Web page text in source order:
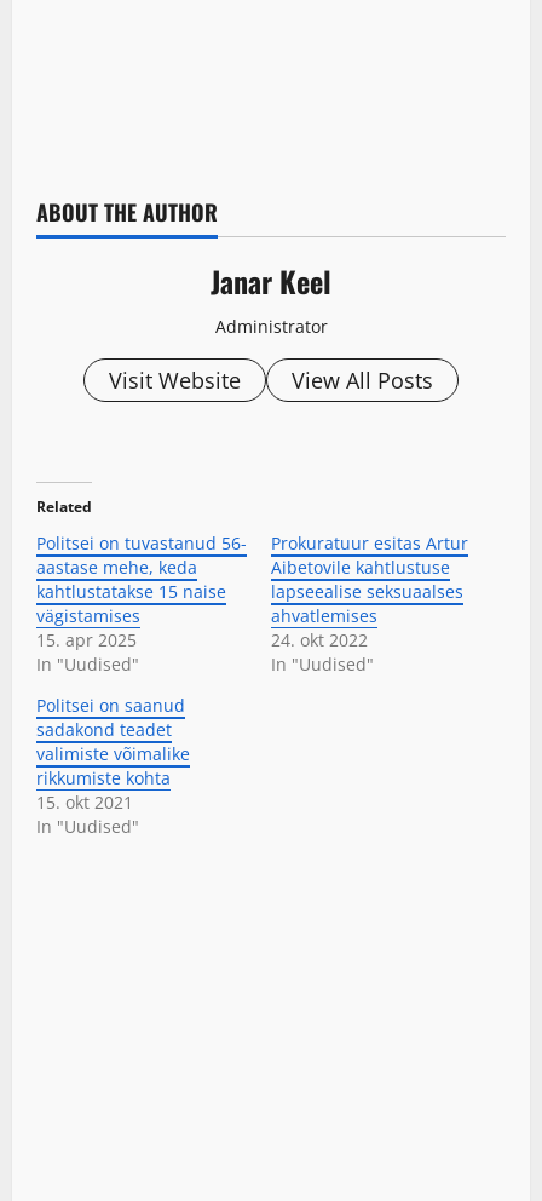
ABOUT THE AUTHOR
Janar Keel
Administrator
Visit Website View All Posts
Related
Politsei on tuvastanud 56-
aastase mehe, keda
kahtlustatakse 15 naise
vägistamises
15. apr 2025
In "Uudised"
Prokuratuur esitas Artur
Aibetovile kahtlustuse
lapseealise seksuaalses
ahvatlemises
24. okt 2022
In "Uudised"
Politsei on saanud
sadakond teadet
valimiste võimalike
rikkumiste kohta
15. okt 2021
In "Uudised"